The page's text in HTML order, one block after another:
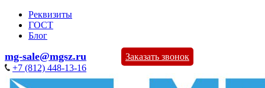
Реквизиты
ГОСТ
Блог
mg-sale@mgsz.ru
Заказать звонок
+7 (812) 448-13-16